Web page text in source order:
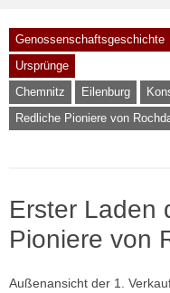
Genossenschaftsgeschichte
Ursprünge
Chemnitz
Eilenburg
Redliche Pioniere von
Erster Laden
Pioniere von
Außenansicht der 1.